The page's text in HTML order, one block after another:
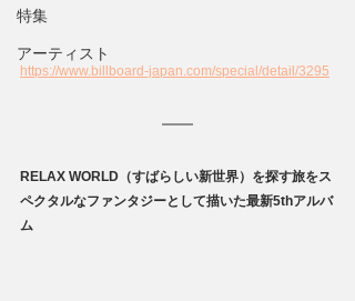
特集
アーティスト
https://www.billboard-japan.com/special/detail/3295
RELAX WORLD（すばらしい新世界）を探す旅をス
ペクタルなファンタジーとして描いた最新5thアルバ
ム